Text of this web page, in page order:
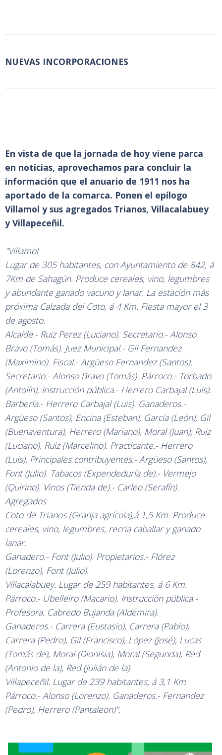
NUEVAS INCORPORACIONES
En vista de que la jornada de hoy viene parca
en noticias, aprovechamos para concluir la
información que el anuario de 1911 nos ha
aportado de la comarca. Ponen el epílogo
Villamol y sus agregados Trianos, Villacalabuey
y Villapeceñil.
"Villamol
Lugar de 305 habitantes, con Ayuntamiento de 842, á
7Km de Sahagún. Produce cereales, vino, legumbres
y abundante ganado vacuno y lanar. La estación más
próxima Calzada del Coto, á 4 Km. Fiesta mayor el 3
de agosto.
Alcalde.- Ruiz Perez (Luciano). Secretario.- Alonso
Bravo (Tomás). Juez Municipal.- Gil Fernandez
(Maximino). Fiscal.- Argüeso Fernandez (Santos).
Secretario.- Alonso Bravo (Tomás). Párroco.- Torbado
(Antolín). Instrucción pública.- Herrero Carbajal (Luis).
Barbería.- Herrero Carbajal (Luis). Ganaderos.-
Argüeso (Santos), Encina (Esteban), García (León), Gil
(Buenaventura), Herrero (Mariano), Moral (Juan), Ruiz
(Luciano), Ruiz (Marcelino). Practicante.- Herrero
(Luis). Principales contribuyentes.- Argüeso (Santos),
Font (Julio). Tabacos (Expendeduría de).- Vermejo
(Quirino). Vinos (Tienda de).- Carleo (Serafín).
Agregados
Coto de Trianos (Granja agrícola),á 1,5 Km. Produce
cereales, vino, legumbres, recria caballar y ganado
lanar.
Ganadero.- Font (Julio). Propietarios.- Flórez
(Lorenzo), Font (Julio).
Villacalabuey. Lugar de 259 habitantes, á 6 Km.
Párroco.- Ubelleiro (Macario). Instrucción pública.-
Profesora, Cabredo Bujanda (Aldemira).
Ganaderos.- Carrera (Eustasio), Carrera (Pablo),
Carrera (Pedro), Gil (Francisco), López (José), Lucas
(Tomás de), Moral (Dionisia), Moral (Segunda), Red
(Antonio de la), Red (Julián de la).
Villapeceñil. Lugar de 239 habitantes, á 3,1 Km.
Párroco.- Alonso (Lorenzo). Ganaderos.- Fernandez
(Pedro), Herrero (Pantaleon)".